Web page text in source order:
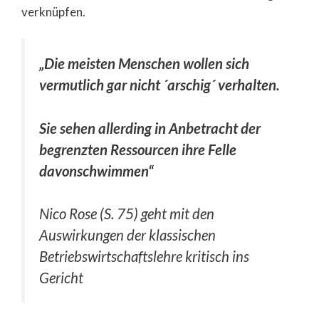
verknüpfen.
„Die meisten Menschen wollen sich
vermutlich gar nicht ´arschig´ verhalten.
Sie sehen allerding in Anbetracht der
begrenzten Ressourcen ihre Felle
davonschwimmen“
Nico Rose (S. 75) geht mit den
Auswirkungen der klassischen
Betriebswirtschaftslehre kritisch ins
Gericht